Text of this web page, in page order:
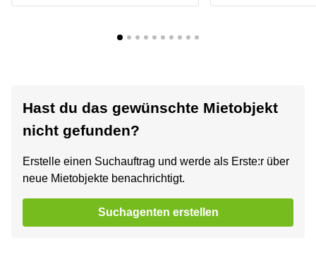
Hast du das gewünschte Mietobjekt
nicht gefunden?
Erstelle einen Suchauftrag und werde als Erste:r über
neue Mietobjekte benachrichtigt.
Suchagenten erstellen